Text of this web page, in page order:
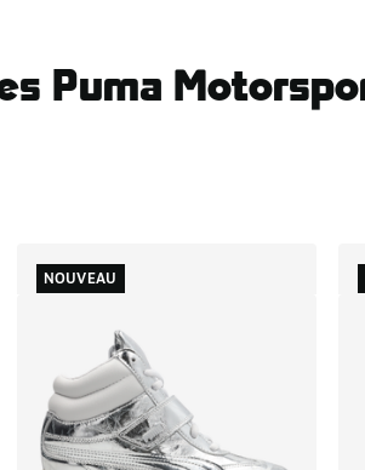
Puma
NOUVEAU